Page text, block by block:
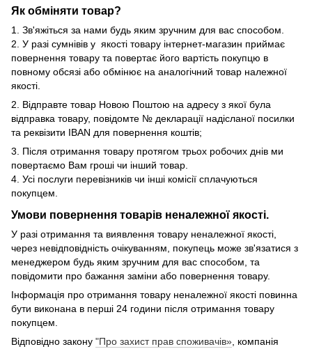
Як обміняти товар?
1. Зв'яжіться за нами будь яким зручним для вас способом.
2. У разі сумнівів у якості товару інтернет-магазин приймає
повернення товару та повертає його вартість покупцю в
повному обсязі або обмінює на аналогічний товар належної
якості.
2. Відправте товар Новою Поштою на адресу з якої була
відправка товару, повідомте № декларації надісланої посилки
та реквізити IBAN для повернення коштів;
3. Після отримання товару протягом трьох робочих днів ми
повертаємо Вам гроші чи інший товар.
4. Усі послуги перевізників чи інші комісії сплачуються
покупцем.
Умови повернення товарів неналежної якості.
У разі отримання та виявлення товару неналежної якості,
через невідповідність очікуванням, покупець може зв'язатися з
менеджером будь яким зручним для вас способом, та
повідомити про бажання заміни або повернення товару.
Інформація про отримання товару неналежної якості повинна
бути виконана в перші 24 години після отримання товару
покупцем.
Відповідно закону "Про захист прав споживачів», компанія